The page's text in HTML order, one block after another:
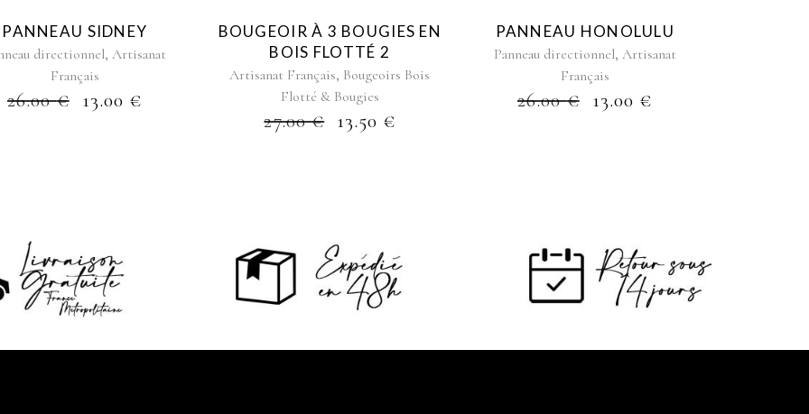
PANNEAU SIDNEY
directionnel, Artisanat
Français
26.00€ 13.00 €
BOUGEOIR À 3 BOUGIES EN
BOIS FLOTTÉ 2
Artisanat Français, Bougeoirs Bois
Flotté & Bougies
27.00€ 13.50 €
PANNEAU HONOLULU
Panneau directionnel, Artisanat
Français
26.00€ 13.00 €